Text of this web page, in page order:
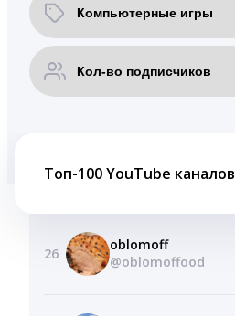
Топ-100 YouTube каналов
26
oblomoff
@oblomoffood